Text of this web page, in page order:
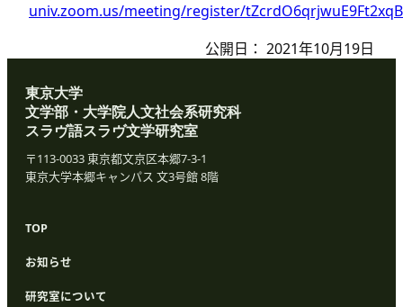
univ.zoom.us/meeting/register/
公開日： 2021年10月19日
東京大学
文学部・大学院人文社会系研究科
スラヴ語スラヴ文学研究室
〒113-0033 東京都文京区本郷7-3-1
東京大学本郷キャンパス 文3号館 8階
TOP
お知らせ
研究室について